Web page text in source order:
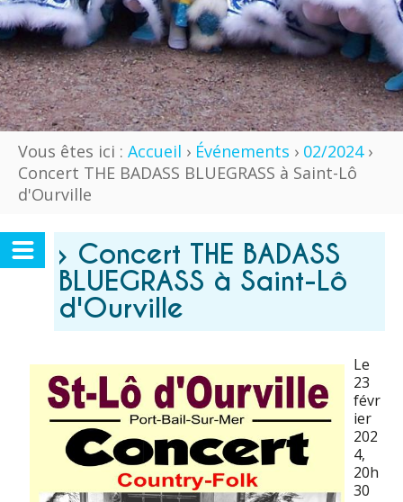
Vous êtes ici : Accueil › Événements › 02/2024›
Concert THE BADASS BLUEGRASS à Saint-Lô
d'Ourville
› Concert THE BADASS
BLUEGRASS à Saint-Lô
d'Ourville
Le
23
févr
ier
202
4,
20h
30